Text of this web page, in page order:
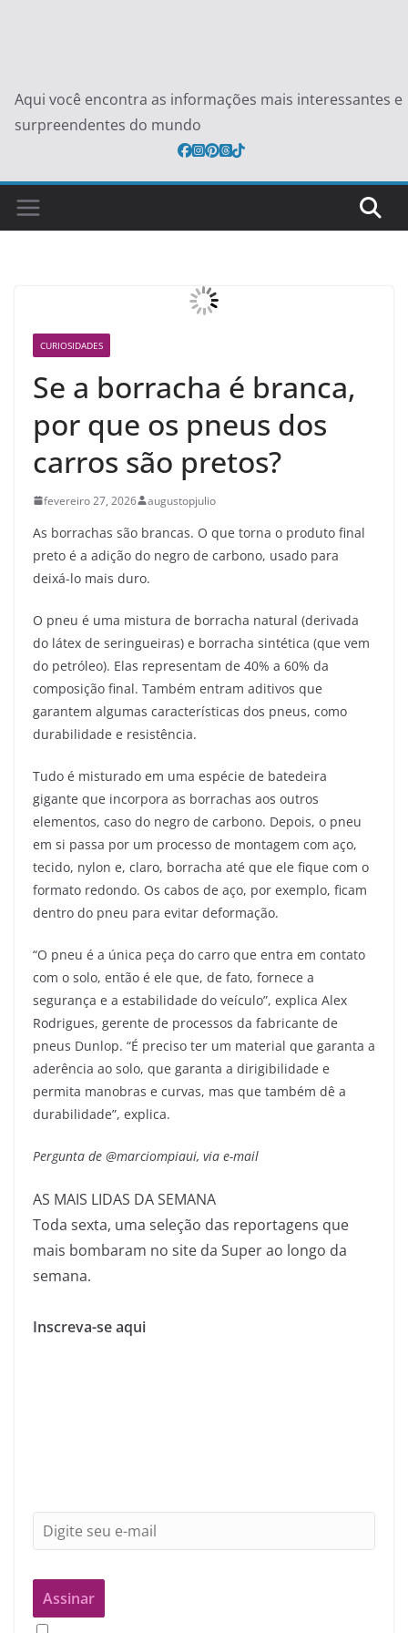
Aqui você encontra as informações mais interessantes e
surpreendentes do mundo
CURIOSIDADES
Se a borracha é branca,
por que os pneus dos
carros são pretos?
fevereiro 27, 2026 augustopjulio
As borrachas são brancas. O que torna o produto final
preto é a adição do negro de carbono, usado para
deixá-lo mais duro.
O pneu é uma mistura de borracha natural (derivada
do látex de seringueiras) e borracha sintética (que vem
do petróleo). Elas representam de 40% a 60% da
composição final. Também entram aditivos que
garantem algumas características dos pneus, como
durabilidade e resistência.
Tudo é misturado em uma espécie de batedeira
gigante que incorpora as borrachas aos outros
elementos, caso do negro de carbono. Depois, o pneu
em si passa por um processo de montagem com aço,
tecido, nylon e, claro, borracha até que ele fique com o
formato redondo. Os cabos de aço, por exemplo, ficam
dentro do pneu para evitar deformação.
“O pneu é a única peça do carro que entra em contato
com o solo, então é ele que, de fato, fornece a
segurança e a estabilidade do veículo”, explica Alex
Rodrigues, gerente de processos da fabricante de
pneus Dunlop. “É preciso ter um material que garanta a
aderência ao solo, que garanta a dirigibilidade e
permita manobras e curvas, mas que também dê a
durabilidade”, explica.
Pergunta de @marciompiaui, via e-mail
AS MAIS LIDAS DA SEMANA
Toda sexta, uma seleção das reportagens que
mais bombaram no site da Super ao longo da
semana.
Inscreva-se aqui